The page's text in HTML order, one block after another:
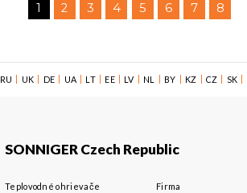
1 2 3 4 5 6 7 8
RU | UK | DE | UA | LT | EE | LV | NL | BY | KZ | CZ | SK |
SONNIGER Czech Republic
Teplovodné ohrievače
Firma